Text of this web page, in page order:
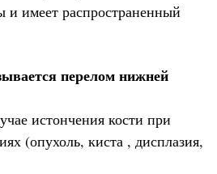
и имеет распространенный
перелом нижней
истончения кости при
(опухоль, киста , дисплазия,